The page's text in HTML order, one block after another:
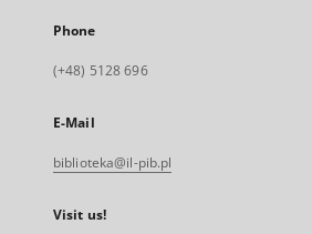
Phone
(+48) 5128 696
E-Mail
biblioteka@il-pib.pl
Visit us!